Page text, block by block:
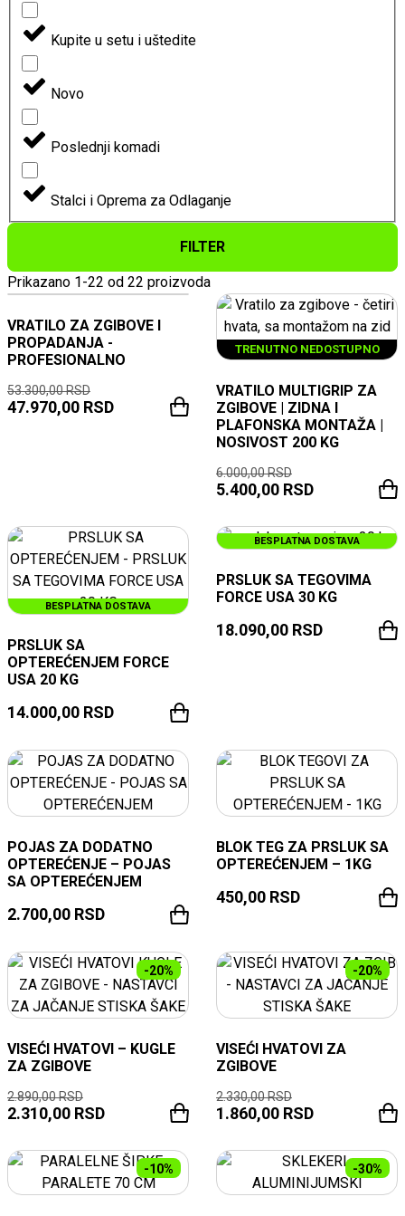
Kupite u setu i uštedite
Novo
Poslednji komadi
Stalci i Oprema za Odlaganje
FILTER
Prikazano 1-22 od 22 proizvoda
VRATILO ZA ZGIBOVE I
PROPADANJA -
PROFESIONALNO
53.300,00RSD
47.970,00 RSD
TRENUTNO NEDOSTUPNO
VRATILO MULTIGRIP ZA
ZGIBOVE | ZIDNA I
PLAFONSKA MONTAŽA |
NOSIVOST 200 KG
6.000,00RSD
5.400,00 RSD
BESPLATNA DOSTAVA
PRSLUK SA
OPTEREĆENJEM FORCE
USA 20 KG
14.000,00 RSD
BESPLATNA DOSTAVA
PRSLUK SA TEGOVIMA
FORCE USA 30 KG
18.090,00 RSD
POJAS ZA DODATNO
OPTEREĆENJE – POJAS
SA OPTEREĆENJEM
2.700,00 RSD
BLOK TEG ZA PRSLUK SA
OPTEREĆENJEM – 1KG
450,00 RSD
-20%
VISEĆI HVATOVI – KUGLE
ZA ZGIBOVE
2.890,00RSD
2.310,00 RSD
-20%
VISEĆI HVATOVI ZA
ZGIBOVE
2.330,00RSD
1.860,00 RSD
-10% -30%